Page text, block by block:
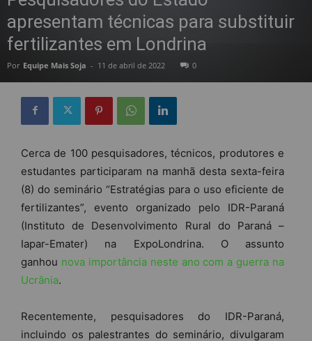
apresentam técnicas para substituir
fertilizantes em Londrina
Por Equipe Mais Soja - 11 de abril de 2022 0
Cerca de 100 pesquisadores, técnicos, produtores e
estudantes participaram na manhã desta sexta-feira
(8) do seminário “Estratégias para o uso eficiente de
fertilizantes”, evento organizado pelo IDR-Paraná
(Instituto de Desenvolvimento Rural do Paraná –
Iapar-Emater) na ExpoLondrina. O assunto
ganhou nova importância neste ano com a guerra na
Ucrânia.
Recentemente, pesquisadores do IDR-Paraná,
incluindo os palestrantes do seminário, divulgaram